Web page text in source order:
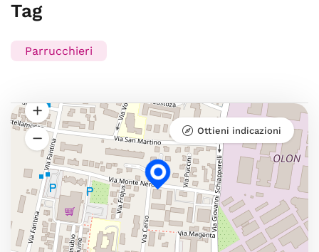
Tag
Parrucchieri
Ottieni indicazioni